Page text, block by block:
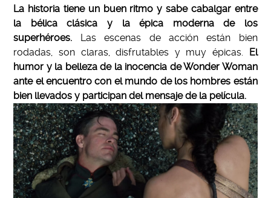
La historia tiene un buen ritmo y sabe cabalgar entre
la bélica clásica y la épica moderna de los
superhéroes. Las escenas de acción están bien
rodadas, son claras, disfrutables y muy épicas. El
humor y la belleza de la inocencia de Wonder Woman
ante el encuentro con el mundo de los hombres están
bien llevados y participan del mensaje de la película.